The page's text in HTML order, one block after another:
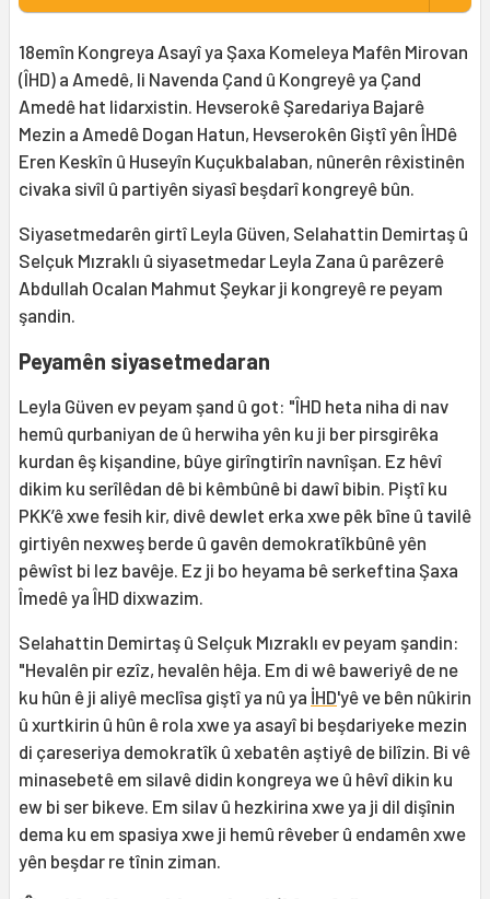
18emîn Kongreya Asayî ya Şaxa Komeleya Mafên Mirovan
(ÎHD) a Amedê, li Navenda Çand û Kongreyê ya Çand
Amedê hat lidarxistin. Hevserokê Şaredariya Bajarê
Mezin a Amedê Dogan Hatun, Hevserokên Giştî yên ÎHDê
Eren Keskîn û Huseyîn Kuçukbalaban, nûnerên rêxistinên
civaka sivîl û partiyên siyasî beşdarî kongreyê bûn.
Siyasetmedarên girtî Leyla Güven, Selahattin Demirtaş û
Selçuk Mızraklı û siyasetmedar Leyla Zana û parêzerê
Abdullah Ocalan Mahmut Şeykar ji kongreyê re peyam
şandin.
Peyamên siyasetmedaran
Leyla Güven ev peyam şand û got: "ÎHD heta niha di nav
hemû qurbaniyan de û herwiha yên ku ji ber pirsgirêka
kurdan êş kişandine, bûye girîngtirîn navnîşan. Ez hêvî
dikim ku serîlêdan dê bi kêmbûnê bi dawî bibin. Piştî ku
PKK’ê xwe fesih kir, divê dewlet erka xwe pêk bîne û tavilê
girtiyên nexweş berde û gavên demokratîkbûnê yên
pêwîst bi lez bavêje. Ez ji bo heyama bê serkeftina Şaxa
Îmedê ya ÎHD dixwazim.
Selahattin Demirtaş û Selçuk Mızraklı ev peyam şandin:
"Hevalên pir ezîz, hevalên hêja. Em di wê baweriyê de ne
ku hûn ê ji aliyê meclîsa giştî ya nû ya İHD'yê ve bên nûkirin
û xurtkirin û hûn ê rola xwe ya asayî bi beşdariyeke mezin
di çareseriya demokratîk û xebatên aştiyê de bilîzin. Bi vê
minasebetê em silavê didin kongreya we û hêvî dikin ku
ew bi ser bikeve. Em silav û hezkirina xwe ya ji dil dişînin
dema ku em spasiya xwe ji hemû rêveber û endamên xwe
yên beşdar re tînin ziman.